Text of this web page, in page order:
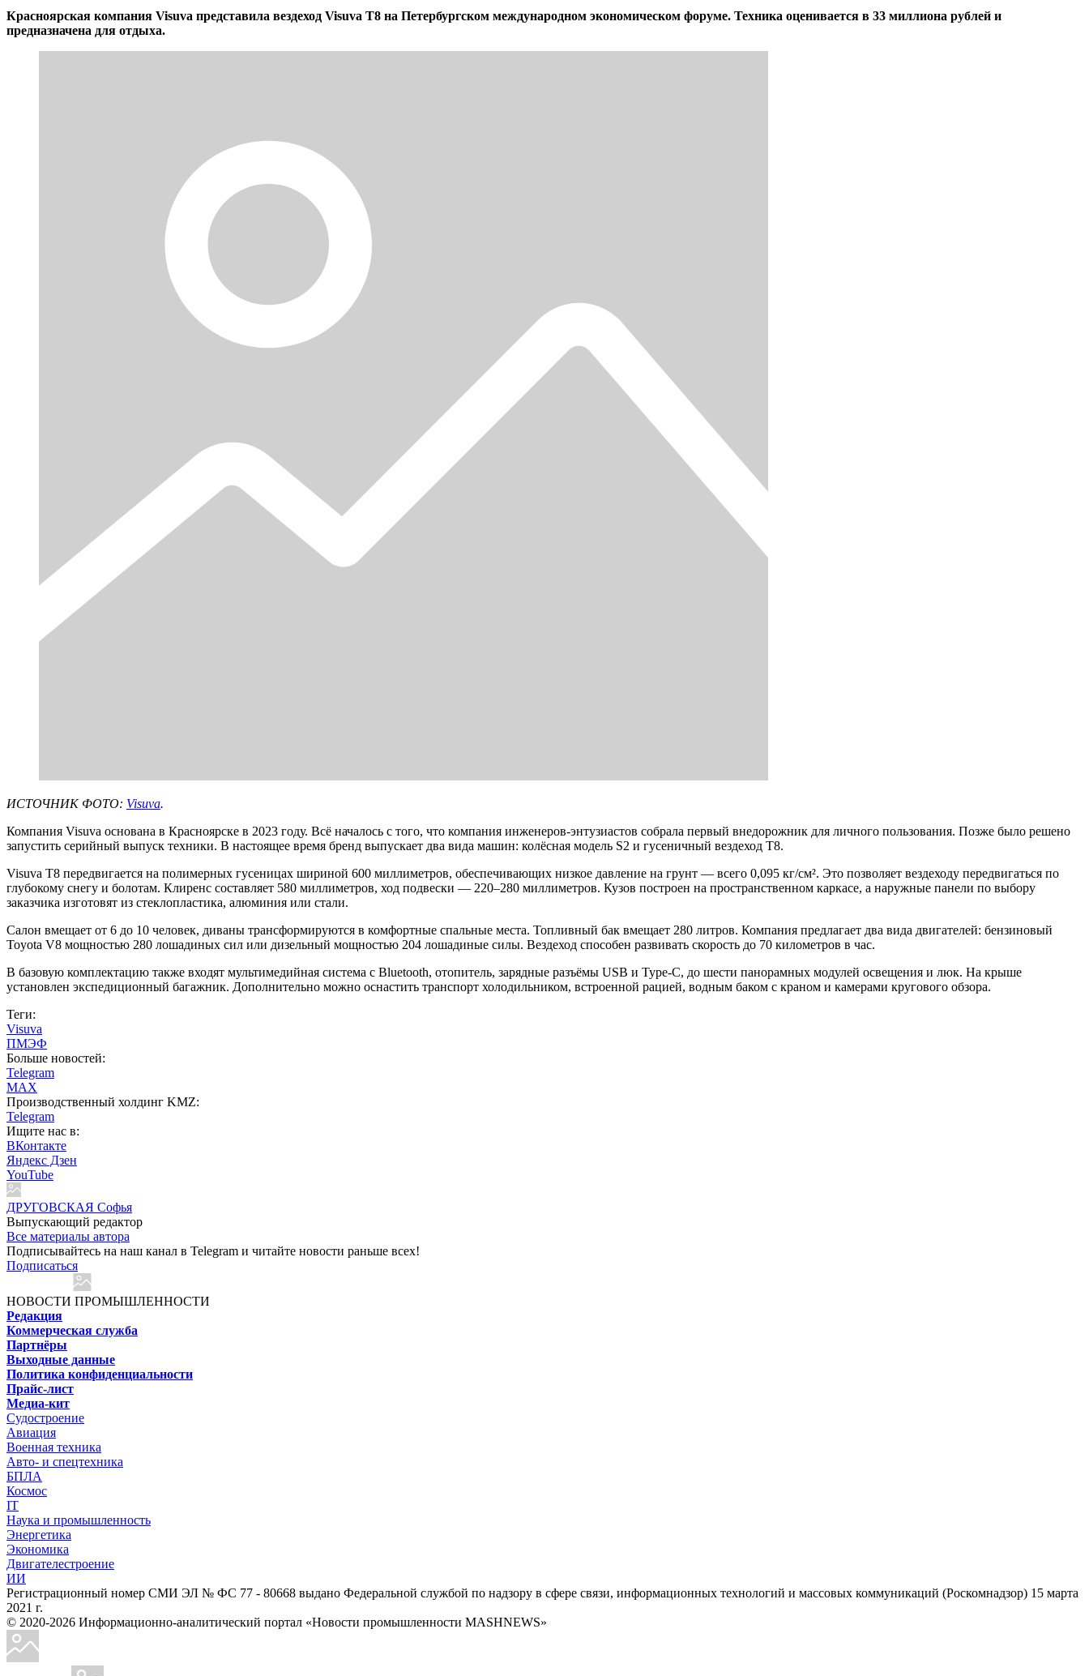
Красноярская компания Visuva представила вездеход Visuva T8 на Петербургском международном экономическом форуме. Техника оценивается в 33 миллиона рублей и
предназначена для отдыха.
ИСТОЧНИК ФОТО: Visuva.
Компания Visuva основана в Красноярске в 2023 году. Всё началось с того, что компания инженеров-энтузиастов собрала первый внедорожник для личного пользования. Позже было решено
запустить серийный выпуск техники. В настоящее время бренд выпускает два вида машин: колёсная модель S2 и гусеничный вездеход T8.
Visuva T8 передвигается на полимерных гусеницах шириной 600 миллиметров, обеспечивающих низкое давление на грунт — всего 0,095 кг/см². Это позволяет вездеходу передвигаться по
глубокому снегу и болотам. Клиренс составляет 580 миллиметров, ход подвески — 220–280 миллиметров. Кузов построен на пространственном каркасе, а наружные панели по выбору
заказчика изготовят из стеклопластика, алюминия или стали.
Салон вмещает от 6 до 10 человек, диваны трансформируются в комфортные спальные места. Топливный бак вмещает 280 литров. Компания предлагает два вида двигателей: бензиновый
Toyota V8 мощностью 280 лошадиных сил или дизельный мощностью 204 лошадиные силы. Вездеход способен развивать скорость до 70 километров в час.
В базовую комплектацию также входят мультимедийная система с Bluetooth, отопитель, зарядные разъёмы USB и Type-C, до шести панорамных модулей освещения и люк. На крыше
установлен экспедиционный багажник. Дополнительно можно оснастить транспорт холодильником, встроенной рацией, водным баком с краном и камерами кругового обзора.
Теги:
Visuva
ПМЭФ
Больше новостей:
Telegram
MAX
Производственный холдинг KMZ:
Telegram
Ищите нас в:
ВКонтакте
Яндекс Дзен
YouTube
ДРУГОВСКАЯ Софья
Выпускающий редактор
Все материалы автора
Подписывайтесь на наш канал в Telegram и читайте новости раньше всех!
Подписаться
НОВОСТИ ПРОМЫШЛЕННОСТИ
Редакция
Коммерческая служба
Партнёры
Выходные данные
Политика конфиденциальности
Прайс-лист
Медиа-кит
Судостроение
Авиация
Военная техника
Авто- и спецтехника
БПЛА
Космос
IT
Наука и промышленность
Энергетика
Экономика
Двигателестроение
ИИ
Регистрационный номер СМИ ЭЛ № ФС 77 - 80668 выдано Федеральной службой по надзору в сфере связи, информационных технологий и массовых коммуникаций (Роскомнадзор) 15 марта
2021 г.
© 2020-2026 Информационно-аналитический портал «Новости промышленности MASHNEWS»